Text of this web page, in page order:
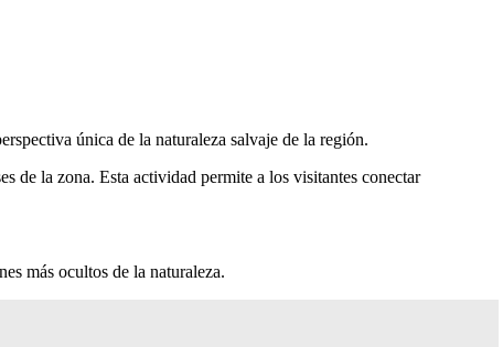
única de la naturaleza salvaje de la región.
de la zona. Esta actividad permite a los visitantes conectar
más ocultos de la naturaleza.